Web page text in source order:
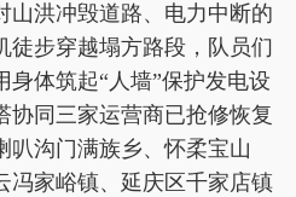
山洪冲毁道路、电力中断的
徒步穿越塌方路段，队员们
体筑起“人墙”保护发电设
协同三家运营商已抢修恢复
叭沟门满族乡、怀柔宝山
冯家峪镇、延庆区千家店镇